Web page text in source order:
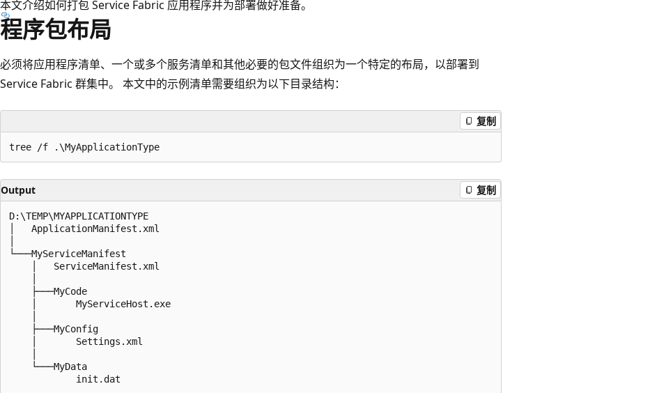
本文介绍如何打包 Service Fabric 应用程序并为部署做好准备。
程序包布局
必须将应用程序清单、一个或多个服务清单和其他必要的包文件组织为一个特定的布局，以部署到
Service Fabric 群集中。 本文中的示例清单需要组织为以下目录结构：
复制
Output 复制
D:\TEMP\MYAPPLICATIONTYPE
│   ApplicationManifest.xml
└───MyServiceManifest
    │   ServiceManifest.xml
    ├───MyCode
    │       MyServiceHost.exe
    ├───MyConfig
    │       Settings.xml
    └───MyData